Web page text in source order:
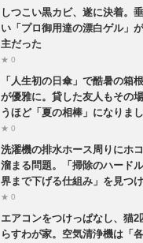
しつこい黒カビ、遂に決着。
い「プロ御用達の漂白ゲル」
主だった
★ 0
「人生初の日傘」で酷暑の箱
が優雅に。貸した友人もその
うほど「夏の相棒」になりま
★ 0
洗濯機の排水ホース周りにホ
溜まる問題。「掃除のハード
界まで下げる仕組み」を見つ
★ 0
エアコンをつけっぱなし、猫2
らすわが家。空気清浄機は「